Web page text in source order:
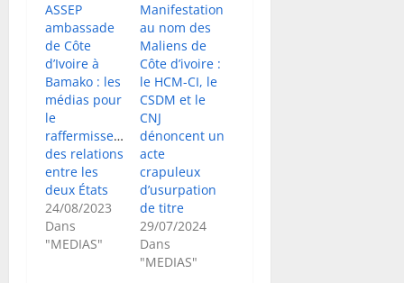
ASSEP
ambassade
de Côte
d’Ivoire à
Bamako : les
médias pour
le
raffermissement
des relations
entre les
deux États
24/08/2023
Dans
"MEDIAS"
Manifestation
au nom des
Maliens de
Côte d’ivoire :
le HCM-CI, le
CSDM et le
CNJ
dénoncent un
acte
crapuleux
d’usurpation
de titre
29/07/2024
Dans
"MEDIAS"